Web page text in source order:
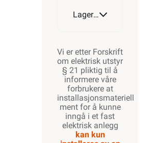
Lagerstatus
Vi er etter Forskrift
om elektrisk utstyr
§ 21 pliktig til å
informere våre
forbrukere at
installasjonsmateriell
ment for å kunne
inngå i et fast
elektrisk anlegg
kan kun